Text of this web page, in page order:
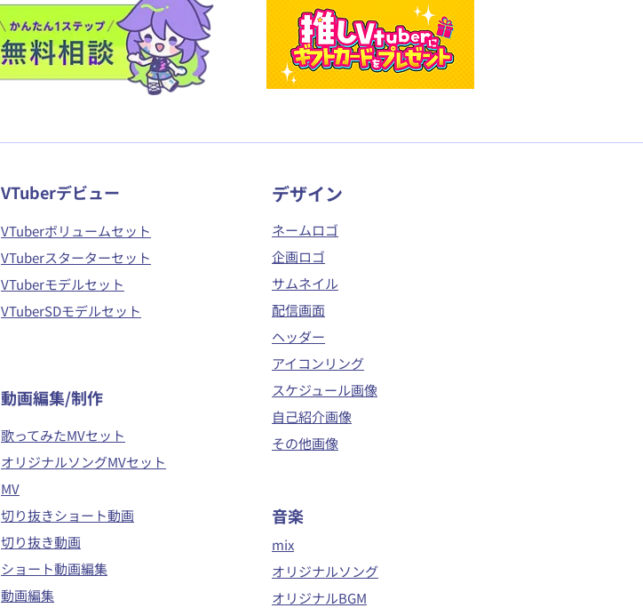
VTuberデビュー
VTuberボリュームセット
VTuberスターターセット
VTuberモデルセット
VTuberSDモデルセット
​動画編集/制作
歌ってみたMVセット
オリジナルソングMVセット
MV
切り抜きショート動画
切り抜き動画
ショート動画編集
動画編集
​デザイン
ネームロゴ
企画ロゴ
サムネイル
配信画面
ヘッダー
アイコンリング
スケジュール画像
自己紹介画像
その他画像
音楽
mix
オリジナルソング
オリジナルBGM